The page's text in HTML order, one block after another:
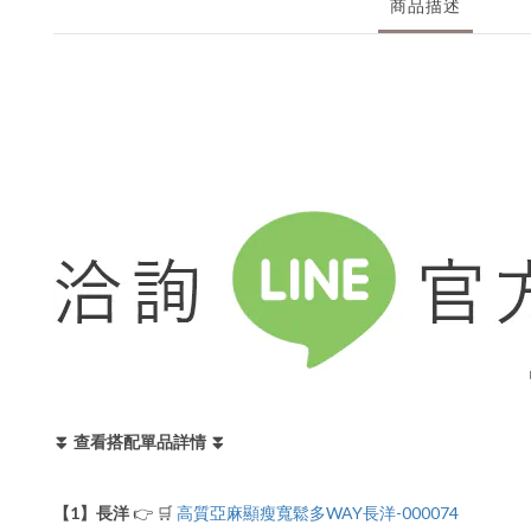
商品描述
⏬ 查看搭配單品詳情 ⏬
【1】長洋👉 🛒 高質亞麻顯瘦寬鬆多WAY長洋-000074